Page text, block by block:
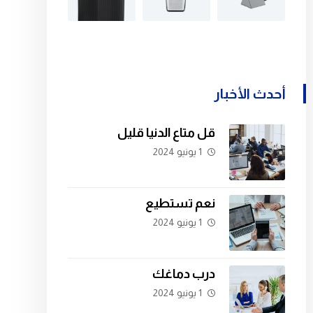
أحدث الأخبار
قل متاع الدنيا قليل
1 يونيو 2024
نعم تستطيع
1 يونيو 2024
درب دماغك
1 يونيو 2024